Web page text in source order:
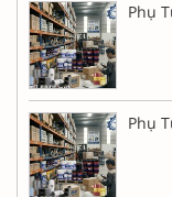
Phụ
Phụ